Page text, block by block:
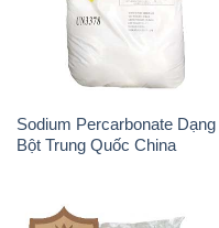
Sodium Percarbonate Dạng
Bột Trung Quốc China